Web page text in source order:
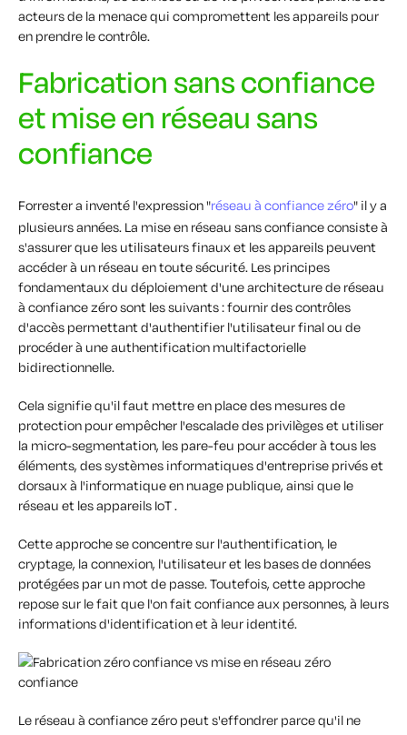
acteurs de la menace qui compromettent les appareils pour
en prendre le contrôle.
Fabrication sans confiance
et mise en réseau sans
confiance
Forrester a inventé l'expression "réseau à confiance zéro" il y a
plusieurs années. La mise en réseau sans confiance consiste à
s'assurer que les utilisateurs finaux et les appareils peuvent
accéder à un réseau en toute sécurité. Les principes
fondamentaux du déploiement d'une architecture de réseau
à confiance zéro sont les suivants : fournir des contrôles
d'accès permettant d'authentifier l'utilisateur final ou de
procéder à une authentification multifactorielle
bidirectionnelle.
Cela signifie qu'il faut mettre en place des mesures de
protection pour empêcher l'escalade des privilèges et utiliser
la micro-segmentation, les pare-feu pour accéder à tous les
éléments, des systèmes informatiques d'entreprise privés et
dorsaux à l'informatique en nuage publique, ainsi que le
réseau et les appareils IoT .
Cette approche se concentre sur l'authentification, le
cryptage, la connexion, l'utilisateur et les bases de données
protégées par un mot de passe. Toutefois, cette approche
repose sur le fait que l'on fait confiance aux personnes, à leurs
informations d'identification et à leur identité.
Le réseau à confiance zéro peut s'effondrer parce qu'il ne